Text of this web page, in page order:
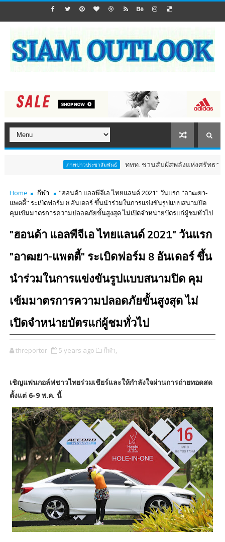
ภาพข่าวประชาสัมพันธ์ ททท. ชวนสัมผัสพลังแห่งศรัทธา ร่วมงาน "
Home กีฬา
"ฮอนด้า แอลพีจีเอ ไทยแลนด์ 2021" วันแรก "อาฒยา-
แพตตี้" ระเบิดฟอร์ม 8 อันเดอร์ ขึ้นนำร่วมในการแข่งขันรูปแบบสนามปิด
คุมเข้มมาตรการความปลอดภัยขั้นสูงสุด ไม่เปิดจำหน่ายบัตรแก่ผู้ชมทั่วไป
"ฮอนด้า แอลพีจีเอ ไทยแลนด์ 2021" วันแรก
"อาฒยา-แพตตี้" ระเบิดฟอร์ม 8 อันเดอร์ ขึ้น
นำร่วมในการแข่งขันรูปแบบสนามปิด คุม
เข้มมาตรการความปลอดภัยขั้นสูงสุด ไม่
เปิดจำหน่ายบัตรแก่ผู้ชมทั่วไป
threportor 5 years ago กีฬา,
เชิญแฟนกอล์ฟชาวไทยร่วมเชียร์และให้กำลังใจผ่านการถ่ายทอดสด
ตั้งแต่ 6-9 พ.ค. นี้